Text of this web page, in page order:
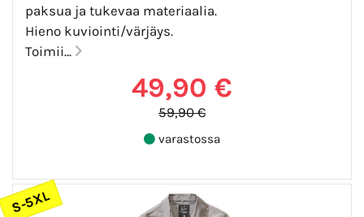
paksua ja tukevaa materiaalia.
Hieno kuviointi/värjäys.
Toimii...
49,90 €
59,90 €
varastossa
S-5XL